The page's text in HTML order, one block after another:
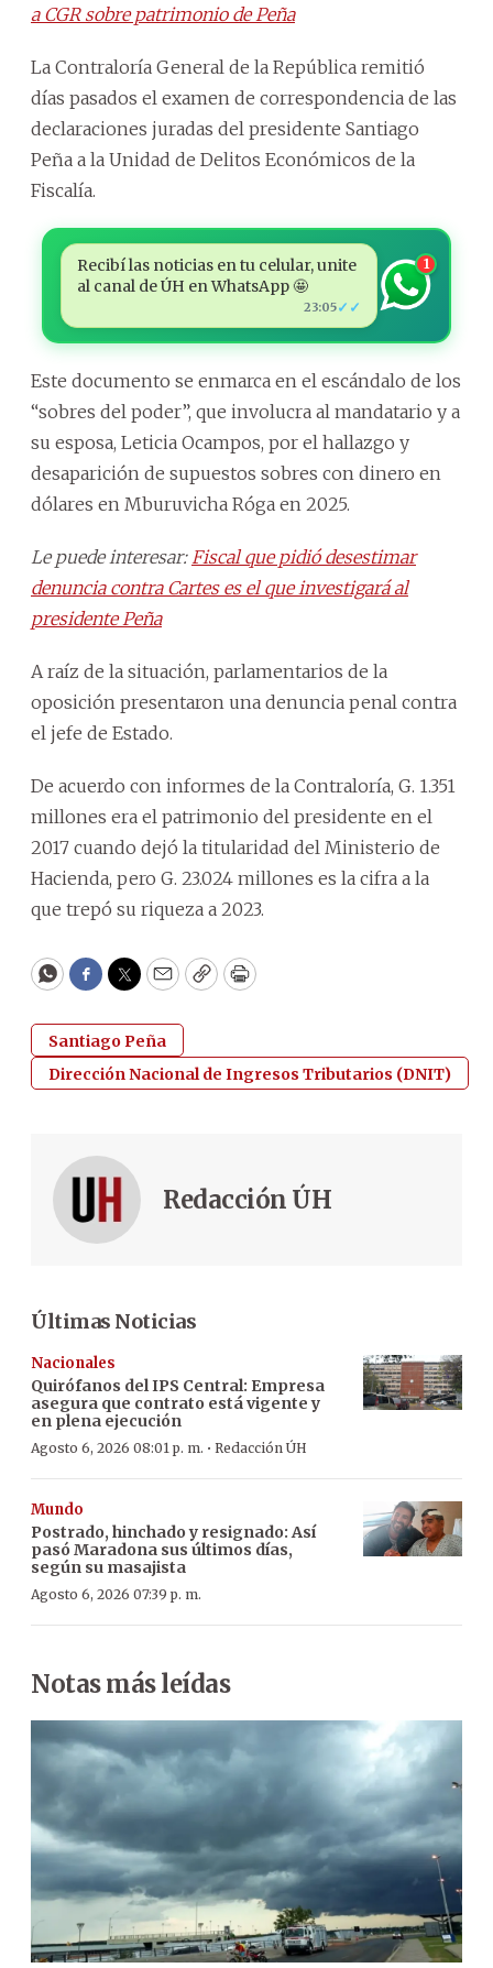
a CGR sobre patrimonio de Peña
La Contraloría General de la República remitió
días pasados el examen de correspondencia de las
declaraciones juradas del presidente Santiago
Peña a la Unidad de Delitos Económicos de la
Fiscalía.
Recibí las noticias en tu celular, unite
al canal de ÚH en WhatsApp 🤩
23:05✓✓
1
Este documento se enmarca en el escándalo de los
“sobres del poder”, que involucra al mandatario y a
su esposa, Leticia Ocampos, por el hallazgo y
desaparición de supuestos sobres con dinero en
dólares en Mburuvicha Róga en 2025.
Le puede interesar: Fiscal que pidió desestimar
denuncia contra Cartes es el que investigará al
presidente Peña
A raíz de la situación, parlamentarios de la
oposición presentaron una denuncia penal contra
el jefe de Estado.
De acuerdo con informes de la Contraloría, G. 1.351
millones era el patrimonio del presidente en el
2017 cuando dejó la titularidad del Ministerio de
Hacienda, pero G. 23.024 millones es la cifra a la
que trepó su riqueza a 2023.
WhatsApp
Facebook
Twitter
EmailCopyPrint
Santiago Peña
Dirección Nacional de Ingresos Tributarios (DNIT)
Redacción ÚH
Últimas Noticias
Nacionales
Quirófanos del IPS Central: Empresa
asegura que contrato está vigente y
en plena ejecución
Agosto 6, 2026 08:01 p. m. · Redacción ÚH
Mundo
Postrado, hinchado y resignado: Así
pasó Maradona sus últimos días,
según su masajista
Agosto 6, 2026 07:39 p. m.
Notas más leídas